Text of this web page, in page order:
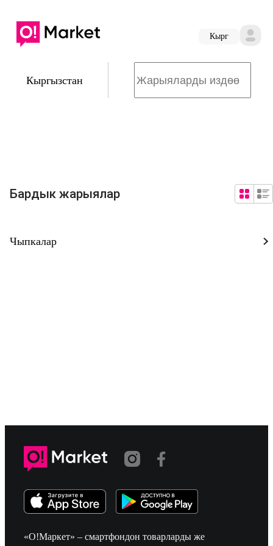
Кырг
Кыргызстан
Бардык жарыялар
Чыпкалар
«О!Маркет» – смартфондон товарларды же